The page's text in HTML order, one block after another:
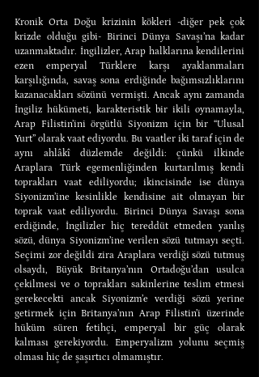
Kronik Orta Doğu krizinin kökleri -diğer pek çok
krizde olduğu gibi- Birinci Dünya Savaşı’na kadar
uzanmaktadır. İngilizler, Arap halklarına kendilerini
ezen emperyal Türklere karşı ayaklanmaları
karşılığında, savaş sona erdiğinde bağımsızlıklarını
kazanacakları sözünü vermişti. Ancak aynı zamanda
İngiliz hükümeti, karakteristik bir ikili oynamayla,
Arap Filistin’ini örgütlü Siyonizm için bir “Ulusal
Yurt” olarak vaat ediyordu. Bu vaatler iki taraf için de
aynı ahlâkî düzlemde değildi: çünkü ilkinde
Araplara Türk egemenliğinden kurtarılmış kendi
toprakları vaat ediliyordu; ikincisinde ise dünya
Siyonizm’ine kesinlikle kendisine ait olmayan bir
toprak vaat ediliyordu. Birinci Dünya Savaşı sona
erdiğinde, İngilizler hiç tereddüt etmeden yanlış
sözü, dünya Siyonizm’ine verilen sözü tutmayı seçti.
Seçimi zor değildi zira Araplara verdiği sözü tutmuş
olsaydı, Büyük Britanya’nın Ortadoğu’dan usulca
çekilmesi ve o toprakları sakinlerine teslim etmesi
gerekecekti ancak Siyonizm’e verdiği sözü yerine
getirmek için Britanya’nın Arap Filistin’i üzerinde
hüküm süren fetihçi, emperyal bir güç olarak
kalması gerekiyordu. Emperyalizm yolunu seçmiş
olması hiç de şaşırtıcı olmamıştır.